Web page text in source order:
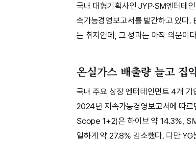
국내 대형기획사인 JYP·SM엔터테
속가능경영보고서를 발간하고 있다.
는 취지인데, 그 성과는 아직 의문이
온실가스 배출량 늘고 집
국내 주요 상장 엔터테인먼트 4개
2024년 지속가능경영보고서에 따
Scope 1+2)은 하이브 약 14.3%,
일하게 약 27.8% 감소했다. 다만